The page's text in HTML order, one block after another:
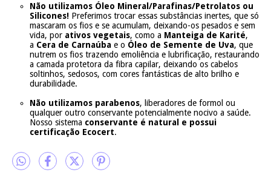
Não utilizamos Óleo Mineral/Parafinas/Petrolatos ou
Silicones! Preferimos trocar essas substâncias inertes, que só
mascaram os fios e se acumulam, deixando-os pesados e sem
vida, por ativos vegetais, como a Manteiga de Karité,
a Cera de Carnaúba e o Óleo de Semente de Uva, que
nutrem os fios trazendo emoliência e lubrificação, restaurando
a camada protetora da fibra capilar, deixando os cabelos
soltinhos, sedosos, com cores fantásticas de alto brilho e
durabilidade.
Não utilizamos parabenos, liberadores de formol ou
qualquer outro conservante potencialmente nocivo a saúde.
Nosso sistema conservante é natural e possui
certificação Ecocert.